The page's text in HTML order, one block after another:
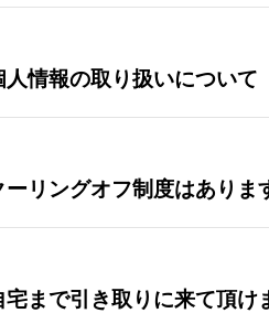
人情報の取り扱いについて
ーリングオフ制度はありま
宅まで引き取りに来て頂け